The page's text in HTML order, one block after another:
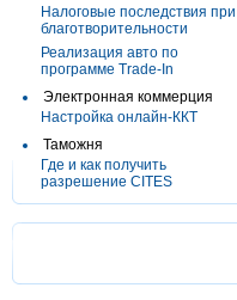
Налоговые последствия при
благотворительности
Реализация авто по
программе Trade-In
Электронная коммерция
Настройка онлайн-ККТ
Таможня
Где и как получить
разрешение CITES